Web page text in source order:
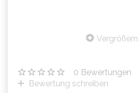
Vergrößern
0 Bewertungen
Bewertung schreiben